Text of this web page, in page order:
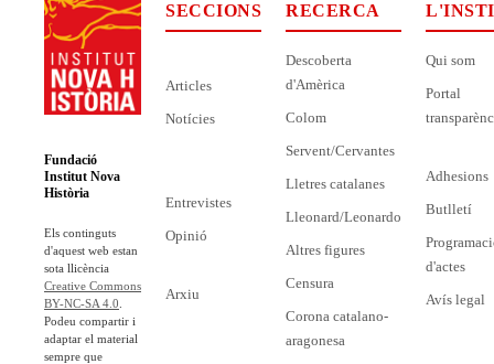
Fundació
Institut Nova
Història
Els continguts
d'aquest web estan
sota llicència
Creative Commons
BY-NC-SA 4.0
Podeu compartir i
adaptar el material
sempre que
SECCIONS
Articles
Notícies
Entrevistes
Opinió
Arxiu
RECERCA
Descoberta
d'Amèrica
Colom
Servent/Cervantes
Lletres catalanes
Lleonard/Leonardo
Altres figures
Censura
Corona catalano-
aragonesa
Qui som
Portal
Adhesions
Butlletí
d'actes
Avís legal